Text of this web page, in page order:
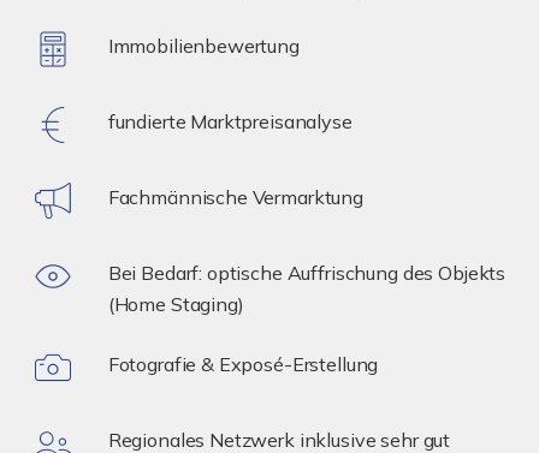
Immobilienbewertung
fundierte Marktpreisanalyse
Fachmännische Vermarktung
Bei Bedarf: optische Auffrischung des Objekts
(Home Staging)
Fotografie & Exposé-Erstellung
Regionales Netzwerk inklusive sehr gut